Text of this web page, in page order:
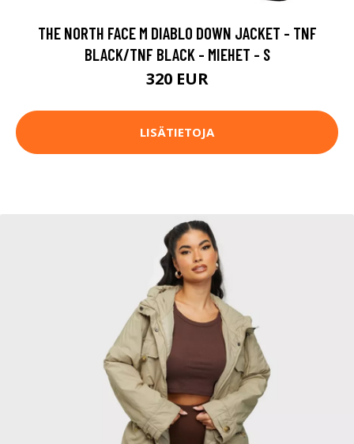
THE NORTH FACE M DIABLO DOWN JACKET - TNF
BLACK/TNF BLACK - MIEHET - S
320 EUR
LISÄTIETOJA